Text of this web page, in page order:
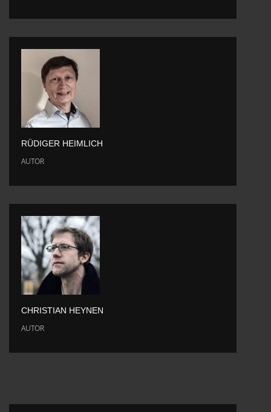
RÜDIGER HEIMLICH
AUTOR
CHRISTIAN HEYNEN
AUTOR